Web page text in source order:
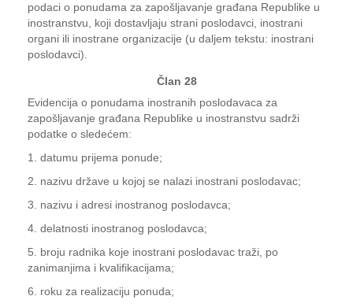
podaci o ponudama za zapošljavanje građana Republike u
inostranstvu, koji dostavljaju strani poslodavci, inostrani
organi ili inostrane organizacije (u daljem tekstu: inostrani
poslodavci).
Član 28
Evidencija o ponudama inostranih poslodavaca za
zapošljavanje građana Republike u inostranstvu sadrži
podatke o sledećem:
1. datumu prijema ponude;
2. nazivu države u kojoj se nalazi inostrani poslodavac;
3. nazivu i adresi inostranog poslodavca;
4. delatnosti inostranog poslodavca;
5. broju radnika koje inostrani poslodavac traži, po
zanimanjima i kvalifikacijama;
6. roku za realizaciju ponuda;